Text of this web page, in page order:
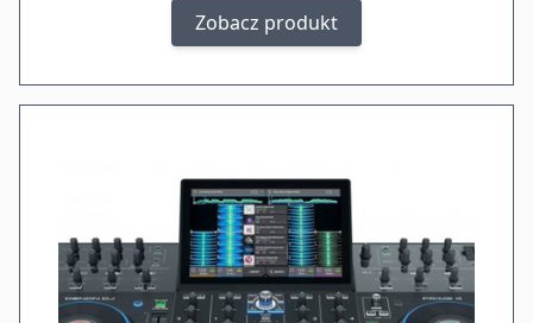
Zobacz produkt